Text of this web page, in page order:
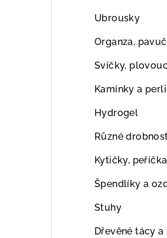
Ubrousky
Organza,
Svíčky,
Kamínky a
Hydrogel
Různé
Kytičky, peříčka
Špendlíky a
Stuhy
Dřevěné tácy